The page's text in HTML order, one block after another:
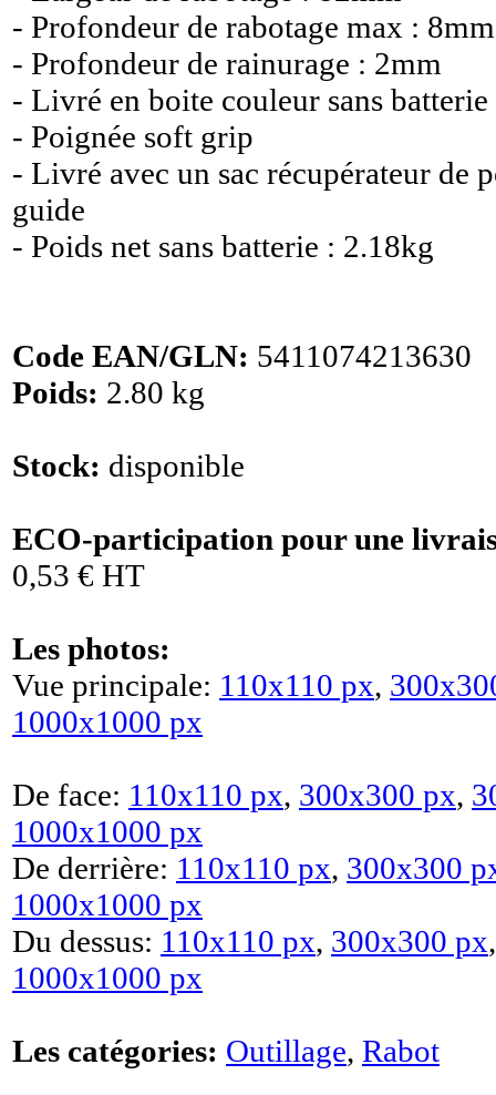
- Profondeur de rabotage max : 8mm
- Profondeur de rainurage : 2mm
- Livré en boite couleur sans
- Poignée soft grip
- Livré avec un sac récupérateur de
guide
- Poids net sans batterie : 2.18kg
Code EAN/GLN: 5411074213630
Poids: 2.80 kg
Stock: disponible
ECO-participation pour une
0,53 € HT
Les photos:
Vue principale: 110x110 px,
1000x1000 px
De face: 110x110 px, 300x300 px,
1000x1000 px
De derrière: 110x110 px, 300x300
1000x1000 px
Du dessus: 110x110 px, 300x300 px
1000x1000 px
Les catégories: Outillage, Rabot